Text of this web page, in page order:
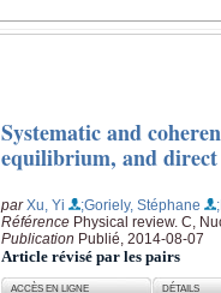
Systematic and
equilibrium, and direct
parXu, Yi ;Goriely, Stéphane
Référence Physical review. C,
Publication Publié, 2014-08-07
Article révisé par les pairs
ACCÈS EN LIGNE DÉTAILS